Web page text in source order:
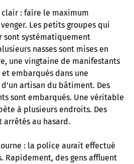
clair : faire le maximum
Les petits groupes qui
sont systématiquement
nasses sont mises en
une vingtaine de manifestants
embarqués dans une
artisan du bâtiment. Des
sont embarqués. Une véritable
à plusieurs endroits. Des
arrêtés au hasard.
: la police aurait effectué
Rapidement, des gens affluent